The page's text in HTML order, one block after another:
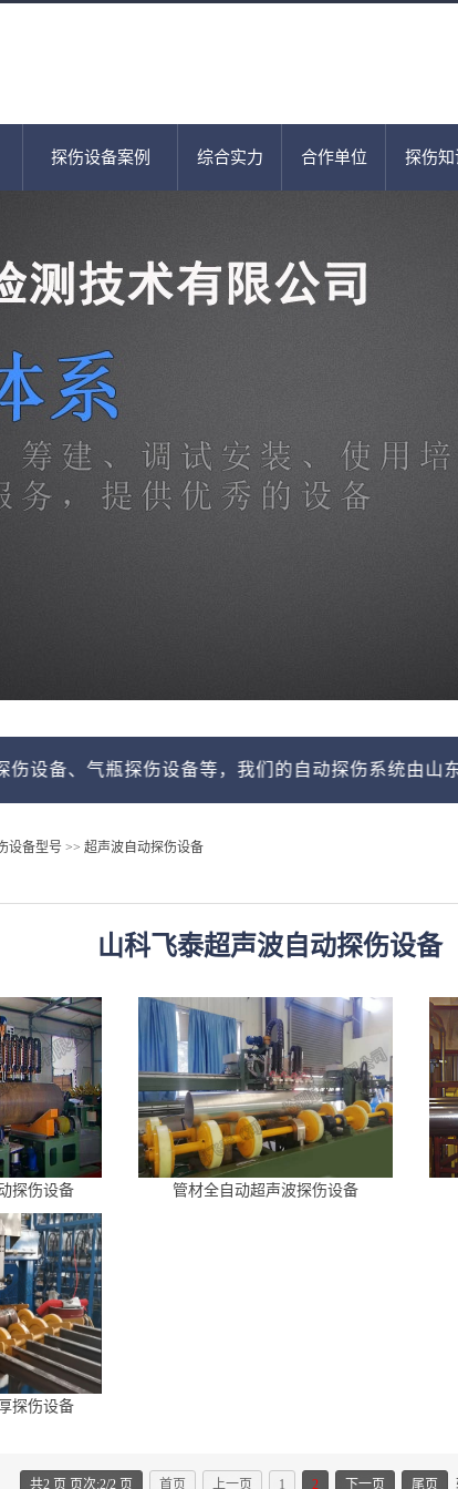
探伤设备案例 综合实力 合作单位 探伤知
气瓶探伤设备等，我们的自动探伤系统由山东省
设备型号 >> 超声波自动探伤设备
山科飞泰超声波自动探伤设备
探伤设备 管材全自动超声波探伤设备
探伤设备
共2 页 页次:2/2 页 首页 上一页 1 2 下一页 尾页